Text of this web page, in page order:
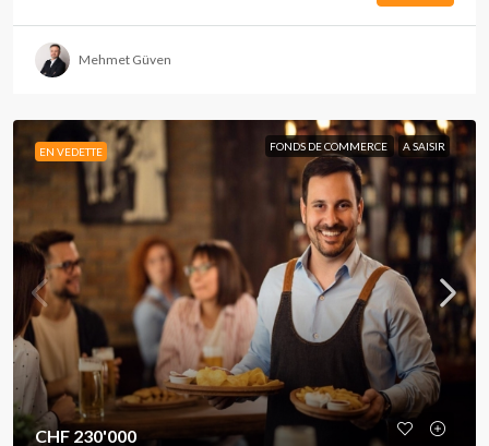
Mehmet Güven
EN VEDETTE FONDS DE COMMERCE A SAISIR
CHF 230'000